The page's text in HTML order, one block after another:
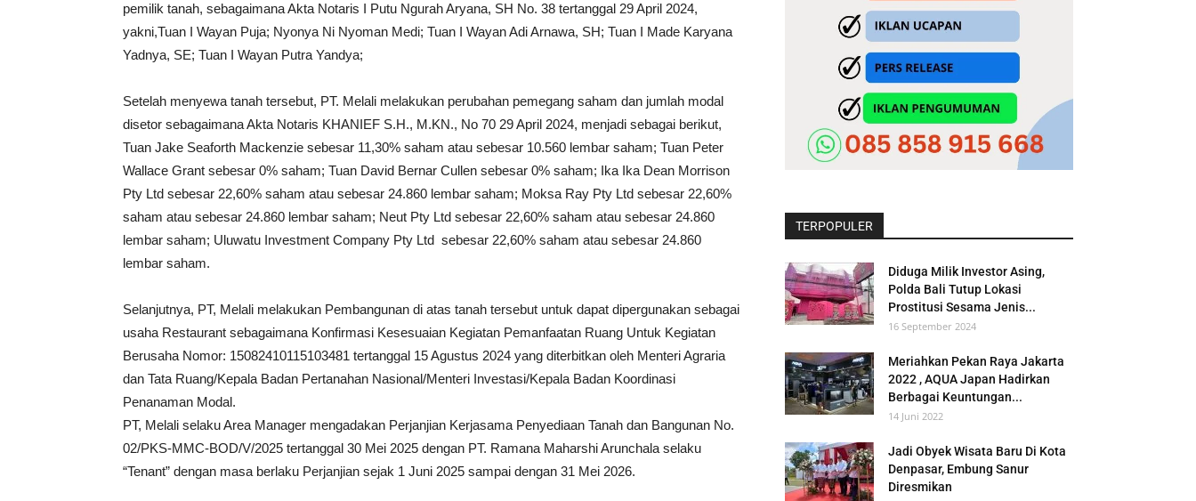
pemilik tanah, sebagaimana Akta Notaris I Putu Ngurah Aryana, SH No. 38 tertanggal 29 April 2024,
yakni,Tuan I Wayan Puja; Nyonya Ni Nyoman Medi; Tuan I Wayan Adi Arnawa, SH; Tuan I Made Karyana
Yadnya, SE; Tuan I Wayan Putra Yandya;
Setelah menyewa tanah tersebut, PT. Melali melakukan perubahan pemegang saham dan jumlah modal
disetor sebagaimana Akta Notaris KHANIEF S.H., M.KN., No 70 29 April 2024, menjadi sebagai berikut,
Tuan Jake Seaforth Mackenzie sebesar 11,30% saham atau sebesar 10.560 lembar saham; Tuan Peter
Wallace Grant sebesar 0% saham; Tuan David Bernar Cullen sebesar 0% saham; Ika Ika Dean Morrison
Pty Ltd sebesar 22,60% saham atau sebesar 24.860 lembar saham; Moksa Ray Pty Ltd sebesar 22,60%
saham atau sebesar 24.860 lembar saham; Neut Pty Ltd sebesar 22,60% saham atau sebesar 24.860
lembar saham; Uluwatu Investment Company Pty Ltd sebesar 22,60% saham atau sebesar 24.860
lembar saham.
Selanjutnya, PT, Melali melakukan Pembangunan di atas tanah tersebut untuk dapat dipergunakan sebagai
usaha Restaurant sebagaimana Konfirmasi Kesesuaian Kegiatan Pemanfaatan Ruang Untuk Kegiatan
Berusaha Nomor: 15082410115103481 tertanggal 15 Agustus 2024 yang diterbitkan oleh Menteri Agraria
dan Tata Ruang/Kepala Badan Pertanahan Nasional/Menteri Investasi/Kepala Badan Koordinasi
Penanaman Modal.
PT, Melali selaku Area Manager mengadakan Perjanjian Kerjasama Penyediaan Tanah dan Bangunan No.
02/PKS-MMC-BOD/V/2025 tertanggal 30 Mei 2025 dengan PT. Ramana Maharshi Arunchala selaku
“Tenant” dengan masa berlaku Perjanjian sejak 1 Juni 2025 sampai dengan 31 Mei 2026.
TERPOPULER
Diduga Milik Investor Asing,
Polda Bali Tutup Lokasi
Prostitusi Sesama Jenis...
16 September 2024
Meriahkan Pekan Raya Jakarta
2022 , AQUA Japan Hadirkan
Berbagai Keuntungan...
14 Juni 2022
Jadi Obyek Wisata Baru Di Kota
Denpasar, Embung Sanur
Diresmikan